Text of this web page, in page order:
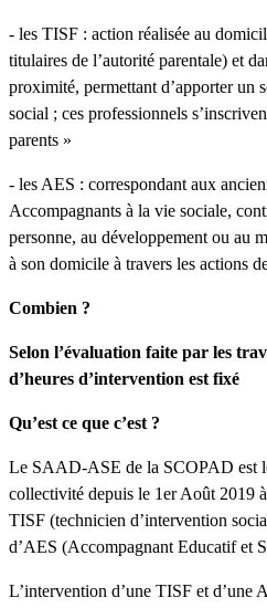
- les TISF : action réalisée au
titulaires de l’autorité parentale) et
proximité, permettant d’apporter un
social ; ces professionnels
parents »
- les AES : correspondant aux
Accompagnants à la vie sociale,
personne, au développement ou au
à son domicile à travers les actions
Combien ?
Selon l’évaluation faite par les
d’heures d’intervention est fixé
Qu’est ce que c’est ?
Le SAAD-ASE de la SCOPAD est
collectivité depuis le 1er Août 2019
TISF (technicien d’intervention
d’AES (Accompagnant Educatif et
L’intervention d’une TISF et d’une